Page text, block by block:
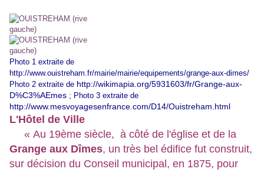
Photo 1 extraite de
http://www.ouistreham.fr/mairie/mairie/equipements/grange-aux-dimes/
Photo 2 extraite de http://wikimapia.org/5931603/fr/Grange-aux-
D%C3%AEmes ; Photo 3 extraite de
http://www.mesvoyagesenfrance.com/D14/Ouistreham.html
L'Hôtel de Ville
« Au 19ème siècle, à côté de l'église et de la
Grange aux Dîmes, un très bel édifice fut construit,
sur décision du Conseil municipal, en 1875, pour